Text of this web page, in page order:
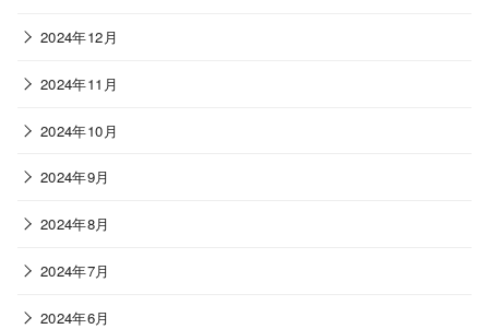
2024年12月
2024年11月
2024年10月
2024年9月
2024年8月
2024年7月
2024年6月